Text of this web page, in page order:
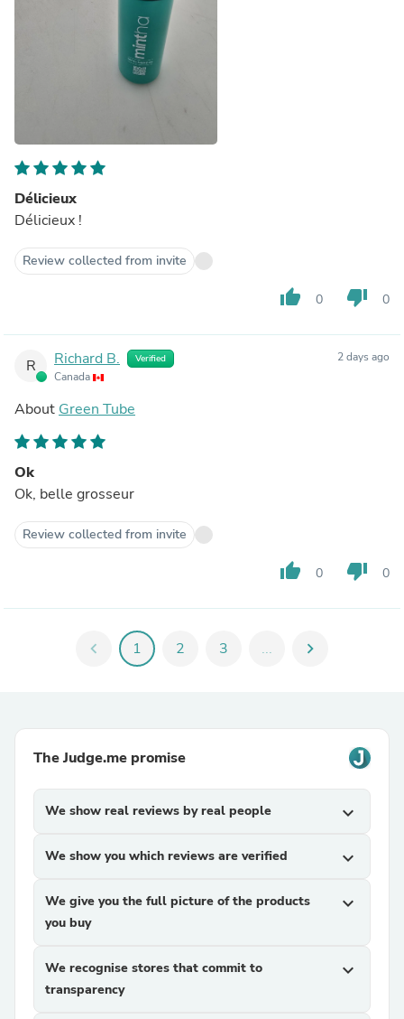
Délicieux
Délicieux !
Review collected from invite
thumb_up 0 thumb_down 0
R Richard B. Verified
Canada
2 days ago
About Green Tube
Ok
Ok, belle grosseur
Review collected from invite
thumb_up 0 thumb_down 0
chevron_left 1 2 3 ... chevron_right
The Judge.me promise
We show real reviews by real people expand_more
We show you which reviews are verified expand_more
We give you the full picture of the products
you buy
expand_more
We recognise stores that commit to
transparency
expand_more